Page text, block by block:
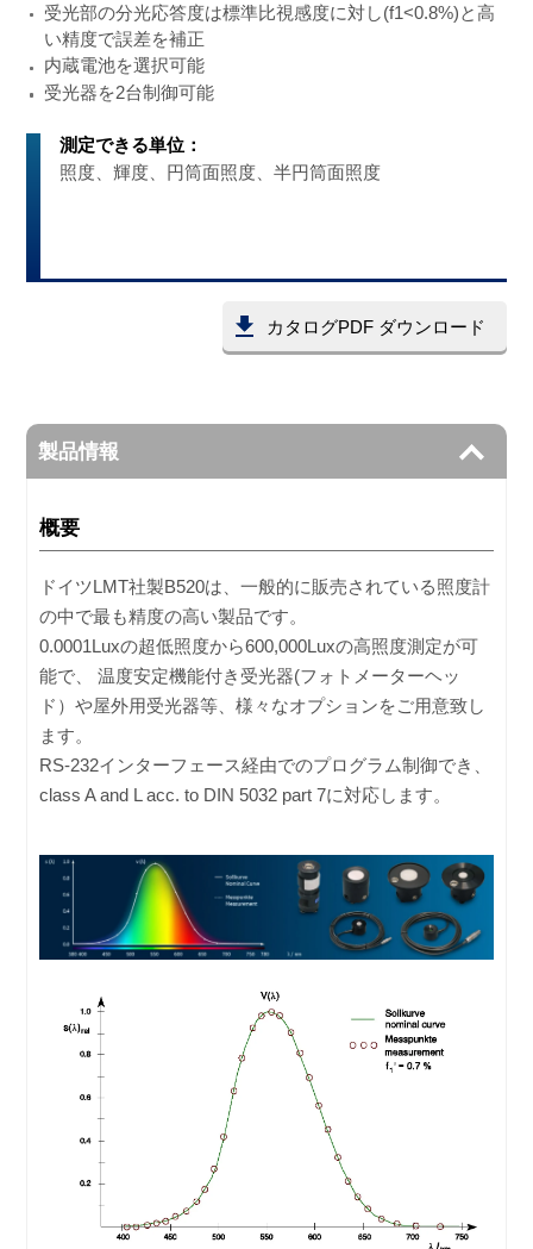
受光部の分光応答度は標準比視感度に対し(f1<0.8%)と高
い精度で誤差を補正
内蔵電池を選択可能
受光器を2台制御可能
測定できる単位：
照度、輝度、円筒面照度、半円筒面照度
カタログPDF ダウンロード
製品情報
概要
ドイツLMT社製B520は、一般的に販売されている照度計
の中で最も精度の高い製品です。
0.0001Luxの超低照度から600,000Luxの高照度測定が可
能で、 温度安定機能付き受光器(フォトメーターヘッ
ド）や屋外用受光器等、様々なオプションをご用意致し
ます。
RS-232インターフェース経由でのプログラム制御でき、
class A and L acc. to DIN 5032 part 7に対応します。